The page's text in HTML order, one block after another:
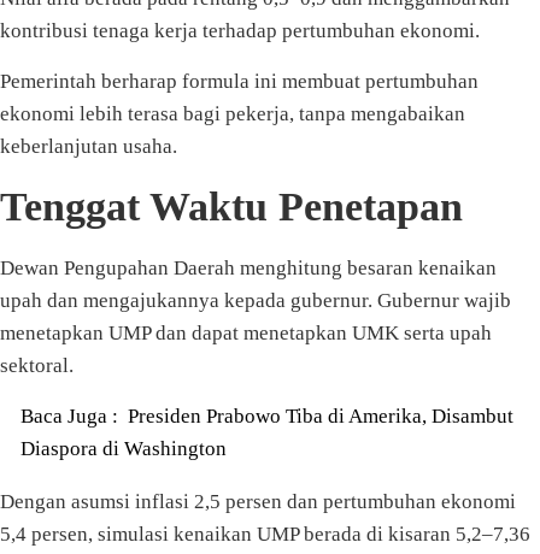
kontribusi tenaga kerja terhadap pertumbuhan ekonomi.
Pemerintah berharap formula ini membuat pertumbuhan
ekonomi lebih terasa bagi pekerja, tanpa mengabaikan
keberlanjutan usaha.
Tenggat Waktu Penetapan
Dewan Pengupahan Daerah menghitung besaran kenaikan
upah dan mengajukannya kepada gubernur. Gubernur wajib
menetapkan UMP dan dapat menetapkan UMK serta upah
sektoral.
Baca Juga : Presiden Prabowo Tiba di Amerika, Disambut
Diaspora di Washington
Dengan asumsi inflasi 2,5 persen dan pertumbuhan ekonomi
5,4 persen, simulasi kenaikan UMP berada di kisaran 5,2–7,36